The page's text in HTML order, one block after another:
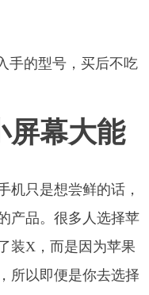
屏幕大能
机只是想尝鲜的话，
产品。很多人选择苹
装X，而是因为苹果
所以即便是你去选择